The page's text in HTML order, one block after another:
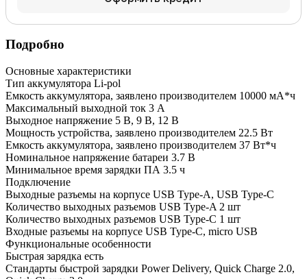
Подробно
Основные характеристики
Тип аккумулятора Li-pol
Емкость аккумулятора, заявлено производителем 10000 мА*ч
Максимальный выходной ток 3 А
Выходное напряжение 5 В, 9 В, 12 В
Мощность устройства, заявлено производителем 22.5 Вт
Емкость аккумулятора, заявлено производителем 37 Вт*ч
Номинальное напряжение батареи 3.7 В
Минимальное время зарядки ПА 3.5 ч
Подключение
Выходные разъемы на корпусе USB Type-A, USB Type-C
Количество выходных разъемов USB Type-A 2 шт
Количество выходных разъемов USB Type-C 1 шт
Входные разъемы на корпусе USB Type-C, micro USB
Функциональные особенности
Быстрая зарядка есть
Стандарты быстрой зарядки Power Delivery, Quick Charge 2.0,